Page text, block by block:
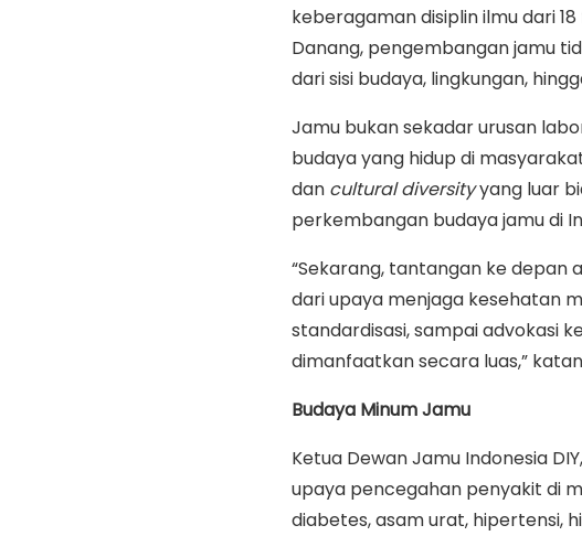
keberagaman disiplin ilmu dari
Danang, pengembangan jamu
dari sisi budaya, lingkungan,
Jamu bukan sekadar urusan
budaya yang hidup di
dan cultural diversityyang luar
perkembangan budaya jamu di
“Sekarang, tantangan ke depan
dari upaya menjaga kesehatan
standardisasi, sampai advokasi
dimanfaatkan secara luas,”
Budaya Minum Jamu
Ketua Dewan Jamu Indonesia
upaya pencegahan penyakit di
diabetes, asam urat, hipertensi,